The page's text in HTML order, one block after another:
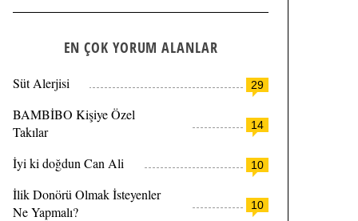
EN ÇOK YORUM ALANLAR
29
Süt Alerjisi
14
BAMBİBO Kişiye Özel
Takılar
10
İyi ki doğdun Can Ali
10
İlik Donörü Olmak İsteyenler
Ne Yapmalı?